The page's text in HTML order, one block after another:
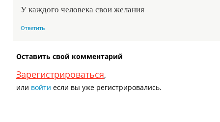
У каждого человека свои желания
Ответить
Оставить свой комментарий
Зарегистрироваться,
или войти если вы уже регистрировались.